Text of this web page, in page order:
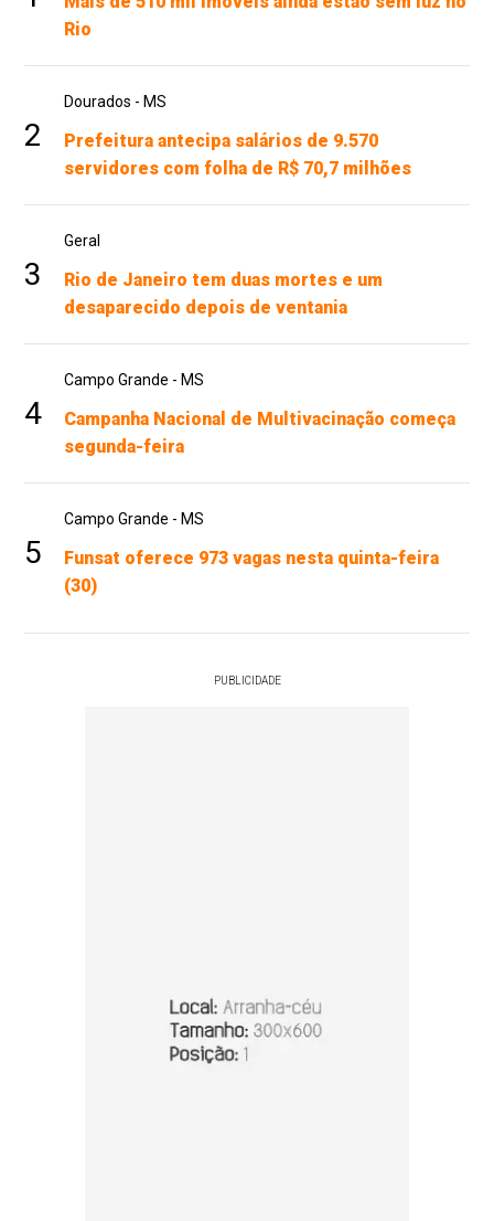
Rio
2
Dourados - MS
Prefeitura antecipa salários de 9.570
servidores com folha de R$ 70,7 milhões
3
Geral
Rio de Janeiro tem duas mortes e um
desaparecido depois de ventania
4
Campo Grande - MS
Campanha Nacional de Multivacinação começa
segunda-feira
5
Campo Grande - MS
Funsat oferece 973 vagas nesta quinta-feira
(30)
PUBLICIDADE